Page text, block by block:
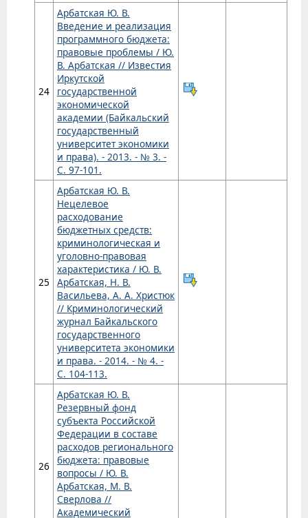
24
Арбатская Ю. В.
Введение и реализация
программного бюджета:
правовые проблемы / Ю.
В. Арбатская // Известия
Иркутской
государственной
экономической
академии (Байкальский
государственный
университет экономики
и права). - 2013. - № 3. -
С. 97-101.
25
Арбатская Ю. В.
Нецелевое
расходование
бюджетных средств:
криминологическая и
уголовно-правовая
характеристика / Ю. В.
Арбатская, Н. В.
Васильева, А. А. Христюк
// Криминологический
журнал Байкальского
государственного
университета экономики
и права. - 2014. - № 4. -
С. 104-113.
26
Арбатская Ю. В.
Резервный фонд
субъекта Российской
Федерации в составе
расходов регионального
бюджета: правовые
вопросы / Ю. В.
Арбатская, М. В.
Сверлова //
Академический